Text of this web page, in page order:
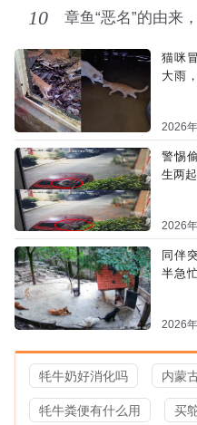
10
猫咪
大雨
2026
警惕
生两
2026
同伴
半急
2026
牦牛奶好消化吗 内蒙
牦牛粪便有什么用 买